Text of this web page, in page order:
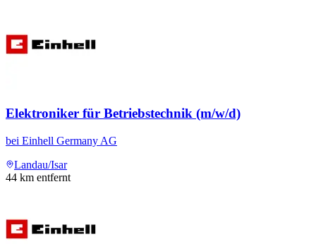
Elektroniker für Betriebstechnik (m/w/d)
bei Einhell Germany AG
Landau/Isar
44 km entfernt